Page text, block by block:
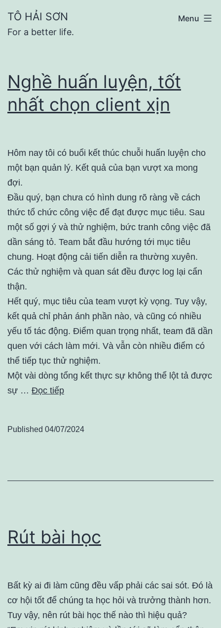
content
TÔ HẢI SƠN
For a better life.
Menu
Nghề huấn luyện, tốt
nhất chọn client xịn
Hôm nay tôi có buổi kết thúc chuỗi huấn luyện cho
một bạn quản lý. Kết quả của bạn vượt xa mong
đợi.
Đầu quý, bạn chưa có hình dung rõ ràng về cách
thức tổ chức công việc để đạt được mục tiêu. Sau
một số gợi ý và thử nghiệm, bức tranh công việc đã
dần sáng tỏ. Team bắt đầu hướng tới mục tiêu
chung. Hoạt động cải tiến diễn ra thường xuyên.
Các thử nghiệm và quan sát đều được log lại cẩn
thận.
Hết quý, mục tiêu của team vượt kỳ vọng. Tuy vậy,
kết quả chỉ phản ánh phần nào, và cũng có nhiều
yếu tố tác động. Điểm quan trọng nhất, team đã dần
quen với cách làm mới. Và vẫn còn nhiều điểm có
thể tiếp tục thử nghiệm.
Một vài dòng tổng kết thực sự không thể lột tả được
sự … Đọc tiếp
Published 04/07/2024
Rút bài học
Bất kỳ ai đi làm cũng đều vấp phải các sai sót. Đó là
cơ hội tốt để chúng ta học hỏi và trưởng thành hơn.
Tuy vậy, nên rút bài học thế nào thì hiệu quả?